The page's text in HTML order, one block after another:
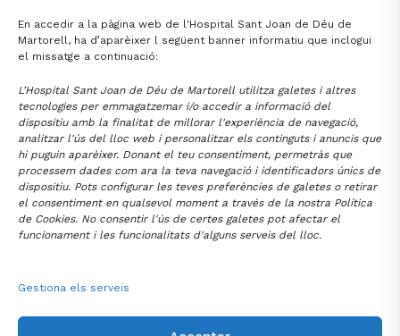
En accedir a la pàgina web de l'Hospital Sant Joan de Déu de
Martorell, ha d’aparèixer l següent banner informatiu que inclogui
el missatge a continuació:
L’Hospital Sant Joan de Déu de Martorell utilitza galetes i altres
tecnologies per emmagatzemar i/o accedir a informació del
dispositiu amb la finalitat de millorar l'experiència de navegació,
analitzar l'ús del lloc web i personalitzar els continguts i anuncis que
hi puguin aparèixer. Donant el teu consentiment, permetràs que
processem dades com ara la teva navegació i identificadors únics de
dispositiu. Pots configurar les teves preferències de galetes o retirar
el consentiment en qualsevol moment a través de la nostra Política
de Cookies. No consentir l'ús de certes galetes pot afectar el
funcionament i les funcionalitats d'alguns serveis del lloc.
Gestiona els serveis
1
… 65 66 67
68
Pàgina següent
FUNDACIÓ HOSPITAL
SANT JOAN DE DÉU DE MARTORELL
Av. Mancomunitats Comarcals 1-3
Martorell (08760)
93 774 20 20